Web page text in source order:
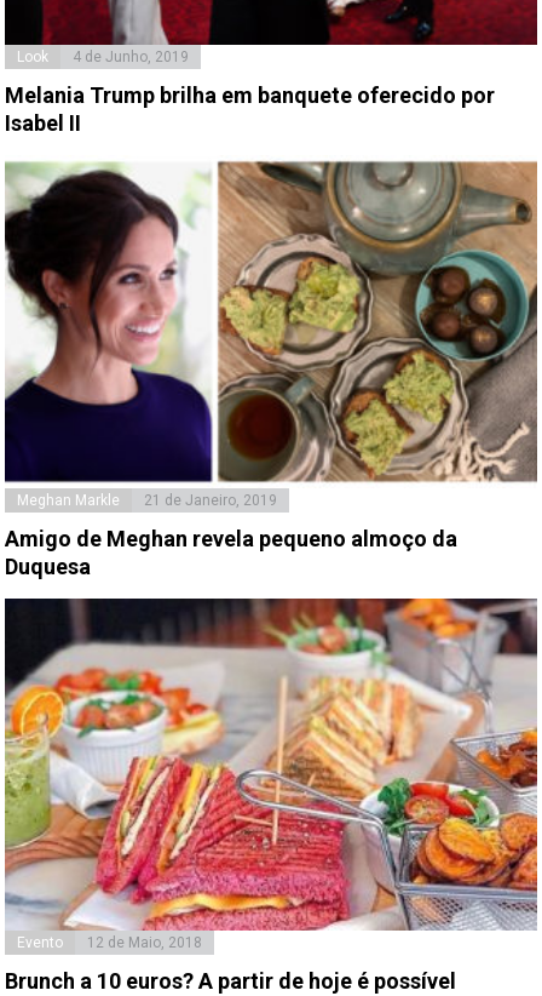
Look 4 de Junho, 2019
Melania Trump brilha em banquete oferecido por
Isabel II
Meghan Markle 21 de Janeiro, 2019
Amigo de Meghan revela pequeno almoço da
Duquesa
Evento 12 de Maio, 2018
Brunch a 10 euros? A partir de hoje é possível